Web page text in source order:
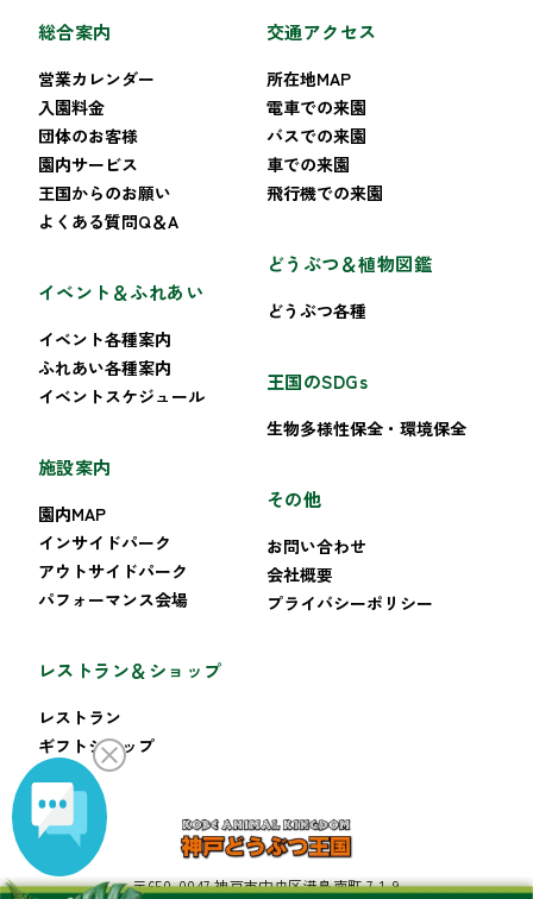
総合案内
営業カレンダー
入園料金
団体のお客様
園内サービス
王国からのお願い
よくある質問Q＆A
イベント＆ふれあい
イベント各種案内
ふれあい各種案内
イベントスケジュール
施設案内
園内MAP
インサイドパーク
アウトサイドパーク
パフォーマンス会場
レストラン＆ショップ
レストラン
ギフトショップ
交通アクセス
所在地MAP
電車での来園
バスでの来園
車での来園
飛行機での来園
どうぶつ＆植物図鑑
どうぶつ各種
王国のSDGs
生物多様性保全・環境保全
その他
お問い合わせ
会社概要
プライバシーポリシー
〒650-0047 神戸市中央区港島南町 7-1-9